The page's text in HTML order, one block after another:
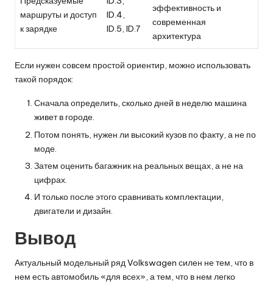
маршруты и доступ
к зарядке
ID.4,
ID.5, ID.7
эффективность и
современная
архитектура
Если нужен совсем простой ориентир, можно использовать
такой порядок:
Сначала определить, сколько дней в неделю машина
живет в городе.
Потом понять, нужен ли высокий кузов по факту, а не по
моде.
Затем оценить багажник на реальных вещах, а не на
цифрах.
И только после этого сравнивать комплектации,
двигатели и дизайн.
Вывод
Актуальный модельный ряд Volkswagen силен не тем, что в
нем есть автомобиль «для всех», а тем, что в нем легко